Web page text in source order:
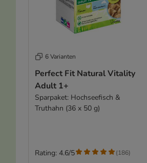
6 Varianten
Perfect Fit Natural Vitality
Adult 1+
Sparpaket: Hochseefisch &
Truthahn (36 x 50 g)
Rating: 4.6/5 (186)